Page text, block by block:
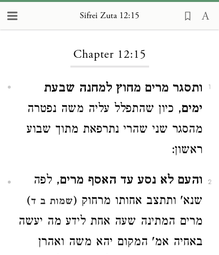
Sifrei Zuta 12:15
Chapter 12:15
1
ותסגר מרים מחוץ למחנה שבעת
ימים, כיון שהתפלל עליה משה נפטרה
מהסגר שני שהרי נתרפאת מתוך שבוע
ראשון:
2 והעם לא נסע עד האסף מרים, לפה
שנא' ותתצב אחותו מרחוק (שמות ב ד)
מרים המתינה שעה אחת לידע מה יעשה
באחיה אמ' המקום יהא משה ואהרן